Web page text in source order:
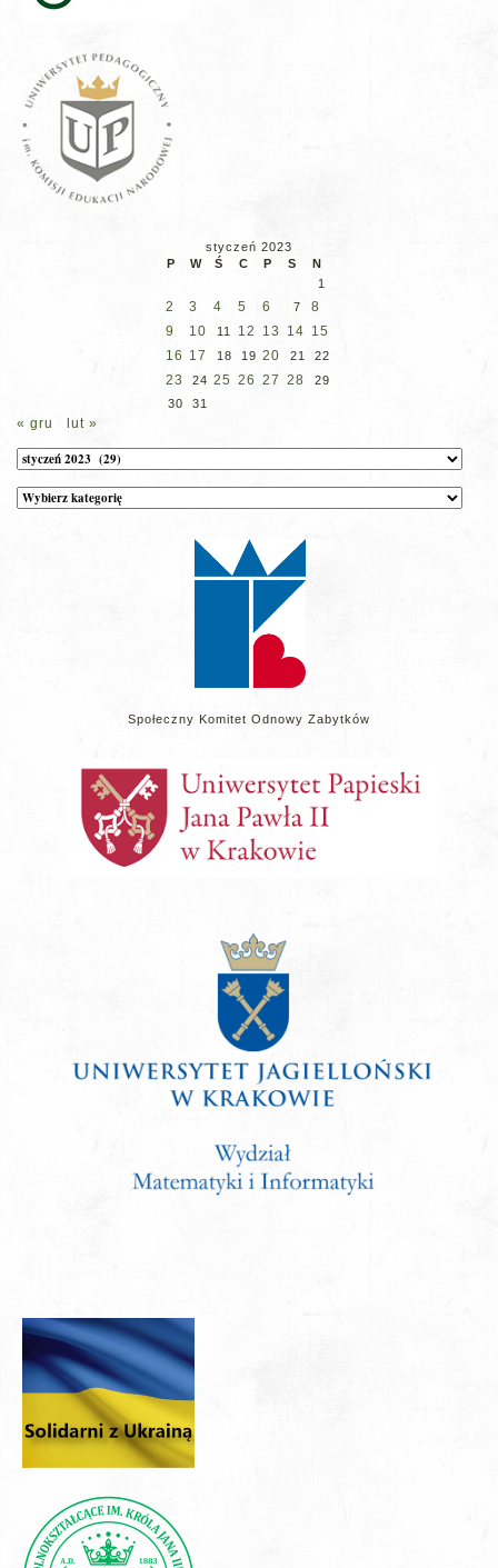
styczeń 2023
P
W Ś C P S
N
1
2 3 4 5 6 7
8
9
10 11 12 13 14 15
16 17 18 19 20 21 22
23 24 25 26 27 28
29
30
31
« gru lut »
Archiwum
Kategorie
wpisów
Społeczny Komitet Odnowy Zabytków